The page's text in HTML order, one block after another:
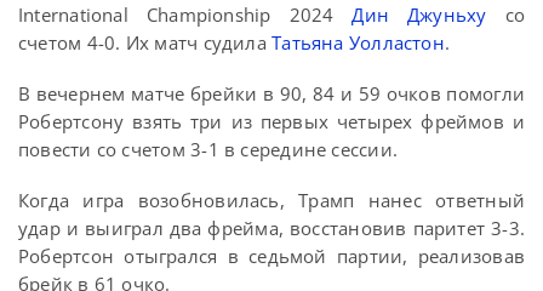
International Championship 2024Дин Джуньху со
счетом 4-0. Их матч судилаТатьяна Уолластон.
В вечернем матче брейки в 90, 84 и 59 очков помогли
Робертсону взять три из первых четырех фреймов и
повести со счетом 3-1 в середине сессии.
Когда игра возобновилась, Трамп нанес ответный
удар и выиграл два фрейма, восстановив паритет 3-3.
Робертсон отыгрался в седьмой партии, реализовав
брейк в 61 очко.